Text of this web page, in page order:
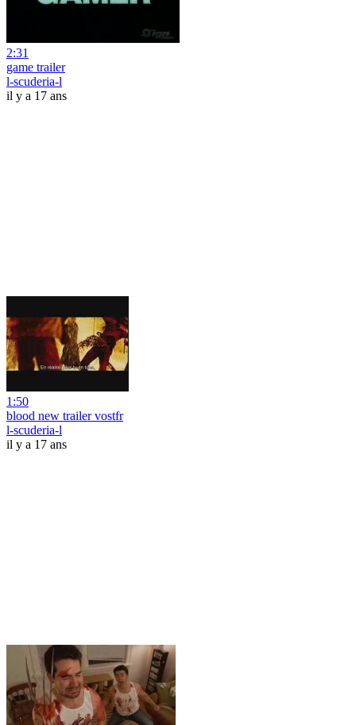
2:31
game trailer
l-scuderia-l
il y a 17 ans
1:50
blood new trailer vostfr
l-scuderia-l
il y a 17 ans